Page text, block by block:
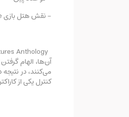
- نقش هتل بازی The Devil in Me
آن‌ها، الهام
می‌کنند، در
کنترل یکی از